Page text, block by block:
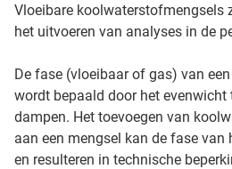
Vloeibare koolwaterstofmengsels
het uitvoeren van analyses in de
De fase (vloeibaar of gas) van
wordt bepaald door het
dampen. Het toevoegen van
aan een mengsel kan de fase van
en resulteren in technische